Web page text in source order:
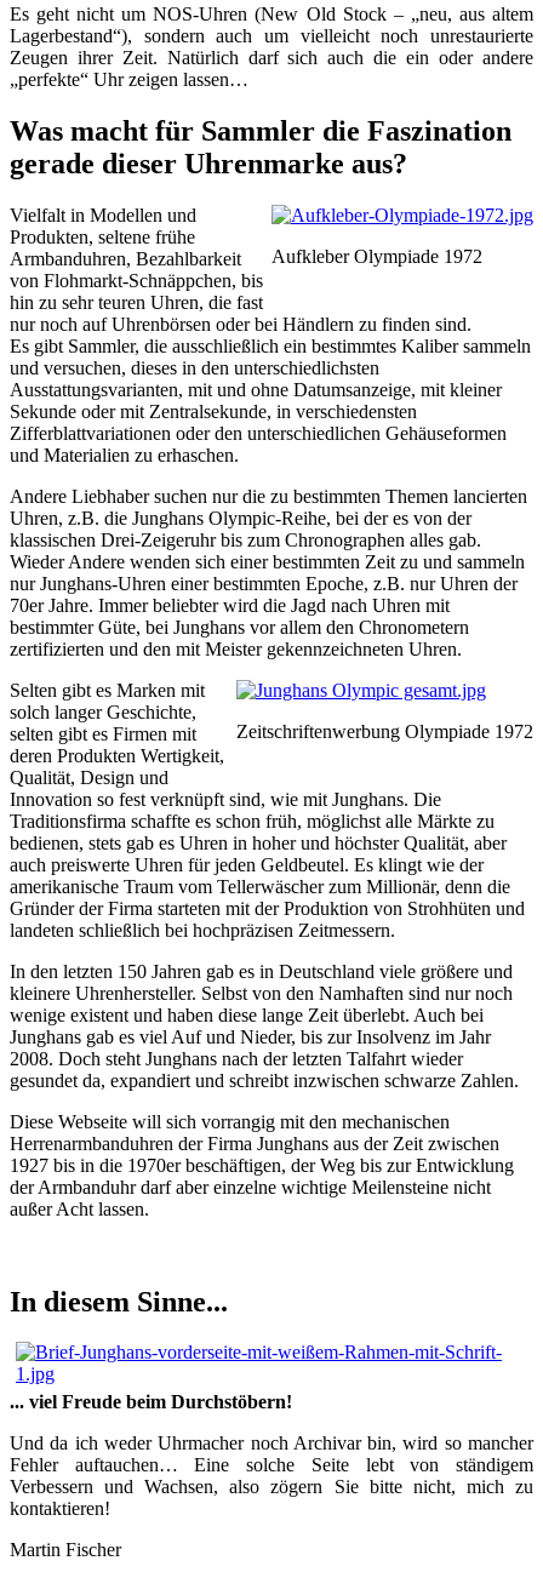
Es geht nicht um NOS-Uhren (New Old Stock – „neu, aus altem
Lagerbestand“), sondern auch um vielleicht noch unrestaurierte
Zeugen ihrer Zeit. Natürlich darf sich auch die ein oder andere
„perfekte“ Uhr zeigen lassen…
Was macht für Sammler die Faszination
gerade dieser Uhrenmarke aus?
Aufkleber Olympiade 1972
Vielfalt in Modellen und
Produkten, seltene frühe
Armbanduhren, Bezahlbarkeit
von Flohmarkt-Schnäppchen, bis
hin zu sehr teuren Uhren, die fast
nur noch auf Uhrenbörsen oder bei Händlern zu finden sind.
Es gibt Sammler, die ausschließlich ein bestimmtes Kaliber sammeln
und versuchen, dieses in den unterschiedlichsten
Ausstattungsvarianten, mit und ohne Datumsanzeige, mit kleiner
Sekunde oder mit Zentralsekunde, in verschiedensten
Zifferblattvariationen oder den unterschiedlichen Gehäuseformen
und Materialien zu erhaschen.
Andere Liebhaber suchen nur die zu bestimmten Themen lancierten
Uhren, z.B. die Junghans Olympic-Reihe, bei der es von der
klassischen Drei-Zeigeruhr bis zum Chronographen alles gab.
Wieder Andere wenden sich einer bestimmten Zeit zu und sammeln
nur Junghans-Uhren einer bestimmten Epoche, z.B. nur Uhren der
70er Jahre. Immer beliebter wird die Jagd nach Uhren mit
bestimmter Güte, bei Junghans vor allem den Chronometern
zertifizierten und den mit Meister gekennzeichneten Uhren.
Zeitschriftenwerbung Olympiade 1972
Selten gibt es Marken mit
solch langer Geschichte,
selten gibt es Firmen mit
deren Produkten Wertigkeit,
Qualität, Design und
Innovation so fest verknüpft sind, wie mit Junghans. Die
Traditionsfirma schaffte es schon früh, möglichst alle Märkte zu
bedienen, stets gab es Uhren in hoher und höchster Qualität, aber
auch preiswerte Uhren für jeden Geldbeutel. Es klingt wie der
amerikanische Traum vom Tellerwäscher zum Millionär, denn die
Gründer der Firma starteten mit der Produktion von Strohhüten und
landeten schließlich bei hochpräzisen Zeitmessern.
In den letzten 150 Jahren gab es in Deutschland viele größere und
kleinere Uhrenhersteller. Selbst von den Namhaften sind nur noch
wenige existent und haben diese lange Zeit überlebt. Auch bei
Junghans gab es viel Auf und Nieder, bis zur Insolvenz im Jahr
2008. Doch steht Junghans nach der letzten Talfahrt wieder
gesundet da, expandiert und schreibt inzwischen schwarze Zahlen.
Diese Webseite will sich vorrangig mit den mechanischen
Herrenarmbanduhren der Firma Junghans aus der Zeit zwischen
1927 bis in die 1970er beschäftigen, der Weg bis zur Entwicklung
der Armbanduhr darf aber einzelne wichtige Meilensteine nicht
außer Acht lassen.
In diesem Sinne...
... viel Freude beim Durchstöbern!
Und da ich weder Uhrmacher noch Archivar bin, wird so mancher
Fehler auftauchen… Eine solche Seite lebt von ständigem
Verbessern und Wachsen, also zögern Sie bitte nicht, mich zu
kontaktieren!
Martin Fischer